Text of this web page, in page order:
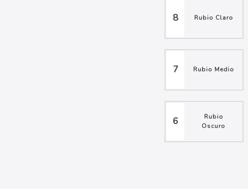
8 Rubio Claro
7 Rubio Medio
6
Rubio
Oscuro